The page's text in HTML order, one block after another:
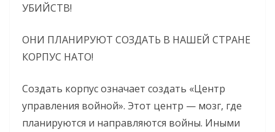
УБИЙСТВ!
ОНИ ПЛАНИРУЮТ СОЗДАТЬ В НАШЕЙ СТРАНЕ
КОРПУС НАТО!
Создать корпус означает создать «Центр
управления войной». Этот центр — мозг, где
планируются и направляются войны. Иными